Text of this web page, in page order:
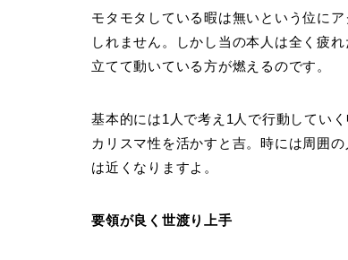
モタモタしている暇は無いという位に
しれません。しかし当の本人は全く疲
立てて動いている方が燃えるのです。
基本的には1人で考え1人で行動してい
カリスマ性を活かすと吉。時には周囲
は近くなりますよ。
要領が良く世渡り上手